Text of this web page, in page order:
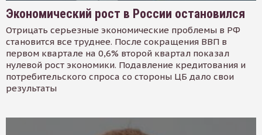
Экономический рост в России остановился
Отрицать серьезные экономические проблемы в РФ
становится все труднее. После сокращения ВВП в
первом квартале на 0,6% второй квартал показал
нулевой рост экономики. Подавление кредитования и
потребительского спроса со стороны ЦБ дало свои
результаты